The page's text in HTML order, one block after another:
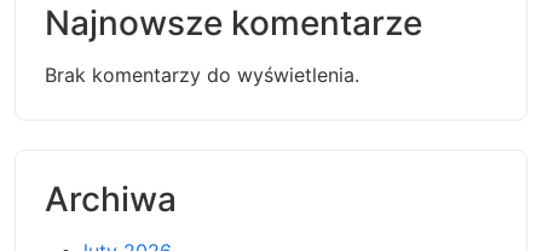
Najnowsze komentarze
Brak komentarzy do wyświetlenia.
Archiwa